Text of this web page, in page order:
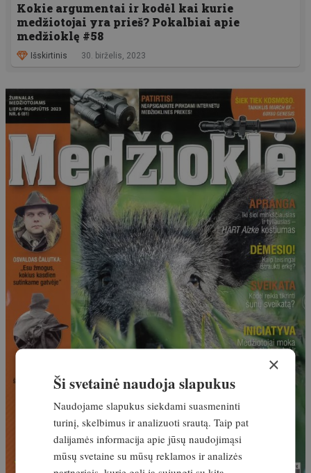
Kokie argumentai ir kodėl kai kurie
medžiotojai yra prieš? Pokalbiai apie
medžioklę #58
Išskirtinis 30. birželis, 2023
×
Ši svetainė naudoja slapukus
Naudojame slapukus siekdami suasmeninti
turinį, skelbimus ir analizuoti srautą. Taip pat
dalijamės informacija apie jūsų naudojimąsi
mūsų svetaine su mūsų reklamos ir analizės